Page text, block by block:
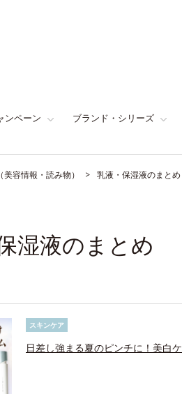
ンペーン ブランド・シリーズ
美容情報・読み物） 乳液・保湿液のまとめ
湿液のまとめ
スキンケア
日差し強まる夏のピンチに！美白